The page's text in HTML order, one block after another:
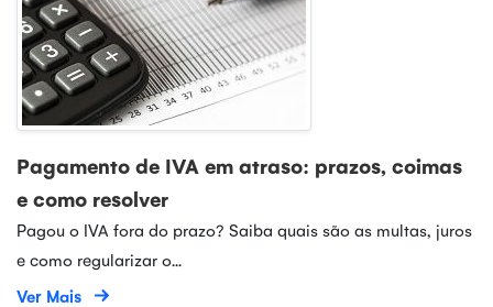
Pagamento de IVA em atraso: prazos, coimas
e como resolver
Pagou o IVA fora do prazo? Saiba quais são as multas, juros
e como regularizar o...
Ver Mais